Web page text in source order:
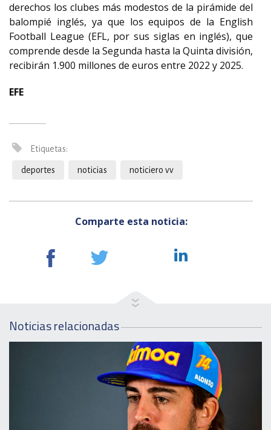
derechos los clubes más modestos de la pirámide del
balompié inglés, ya que los equipos de la English
Football League (EFL, por sus siglas en inglés), que
comprende desde la Segunda hasta la Quinta división,
recibirán 1.900 millones de euros entre 2022 y 2025.
EFE
Etiquetas:
deportes noticias noticiero vv
Comparte esta noticia:
Noticias relacionadas